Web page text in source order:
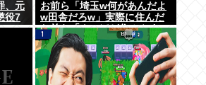
、元
役7
お前ら「埼玉w何があんだよ
w田舎だろw」実際に住んだ
お前ら「クソほど住みやすい
困ることねえじゃん」